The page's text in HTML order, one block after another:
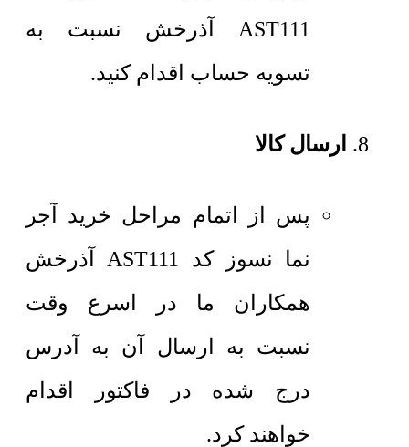
AST111 آذرخش نسبت به
تسویه حساب اقدام کنید.
ارسال کالا
پس از اتمام مراحل خرید آجر
نما نسوز کد AST111 آذرخش
همکاران ما در اسرع وقت
نسبت به ارسال آن به آدرس
درج شده در فاکتور اقدام
خواهند کرد.